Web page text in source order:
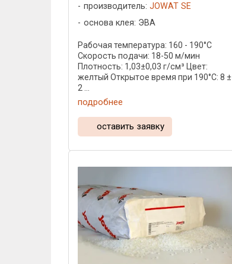
производитель: JOWAT SE
основа клея: ЭВА
Рабочая температура: 160 - 190°C
Скорость подачи: 18-50 м/мин
Плотность: 1,03±0,03 г/см³ Цвет:
желтый Открытое время при 190°C: 8 ±
2 ...
подробнее
оставить заявку